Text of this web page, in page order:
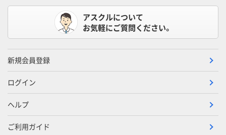
アスクルについて
お気軽にご質問ください。
新規会員登録
ログイン
ヘルプ
ご利用ガイド